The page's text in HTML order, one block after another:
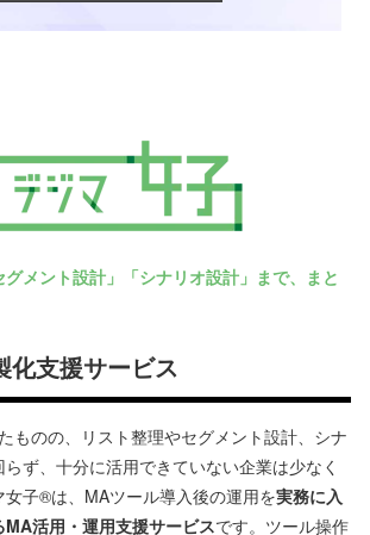
グメント設計」「シナリオ設計」まで、まと
化支援サービス
ものの、リスト整理やセグメント設計、シナ
ず、十分に活用できていない企業は少なく
子®は、MAツール導入後の運用を実務に入
MA活用・運用支援サービスです。ツール操作